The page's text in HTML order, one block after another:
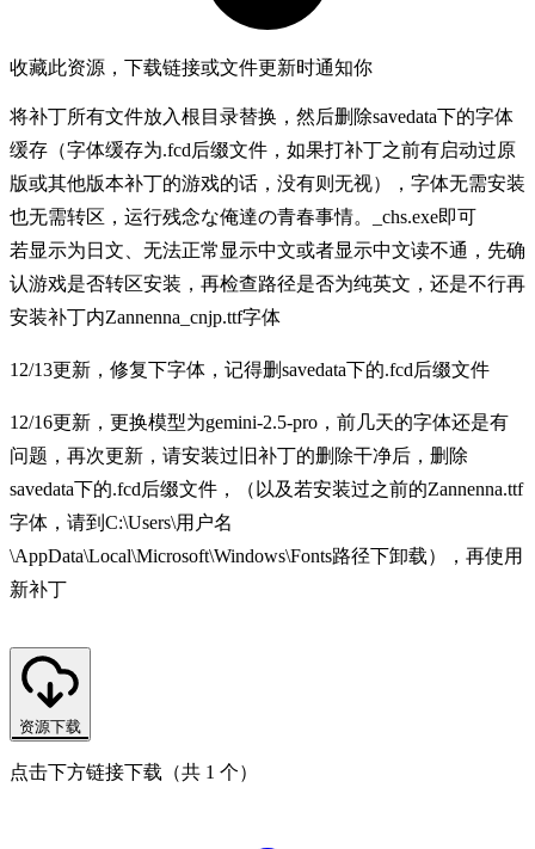
收藏此资源，下载链接或文件更新时通知你
将补丁所有文件放入根目录替换，然后删除savedata下的字体
缓存（字体缓存为.fcd后缀文件，如果打补丁之前有启动过原
版或其他版本补丁的游戏的话，没有则无视），字体无需安装
也无需转区，运行残念な俺達の青春事情。_chs.exe即可
若显示为日文、无法正常显示中文或者显示中文读不通，先确
认游戏是否转区安装，再检查路径是否为纯英文，还是不行再
安装补丁内Zannenna_cnjp.ttf字体
12/13更新，修复下字体，记得删savedata下的.fcd后缀文件
12/16更新，更换模型为gemini-2.5-pro，前几天的字体还是有
问题，再次更新，请安装过旧补丁的删除干净后，删除
savedata下的.fcd后缀文件，（以及若安装过之前的Zannenna.ttf
字体，请到C:\Users\用户名
\AppData\Local\Microsoft\Windows\Fonts路径下卸载），再使用
新补丁
资源下载
点击下方链接下载（共 1 个）